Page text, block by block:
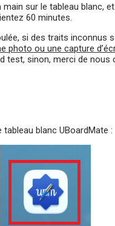
main sur le tableau blanc, et
60 minutes.
si des traits inconnus
photo ou une capture
test, sinon, merci de nous
blanc UBoardMate :